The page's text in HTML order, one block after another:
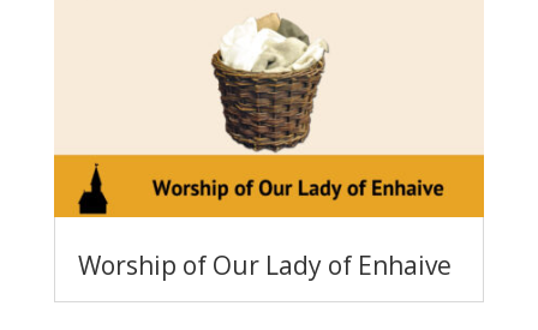
Worship of Our Lady of Enhaive